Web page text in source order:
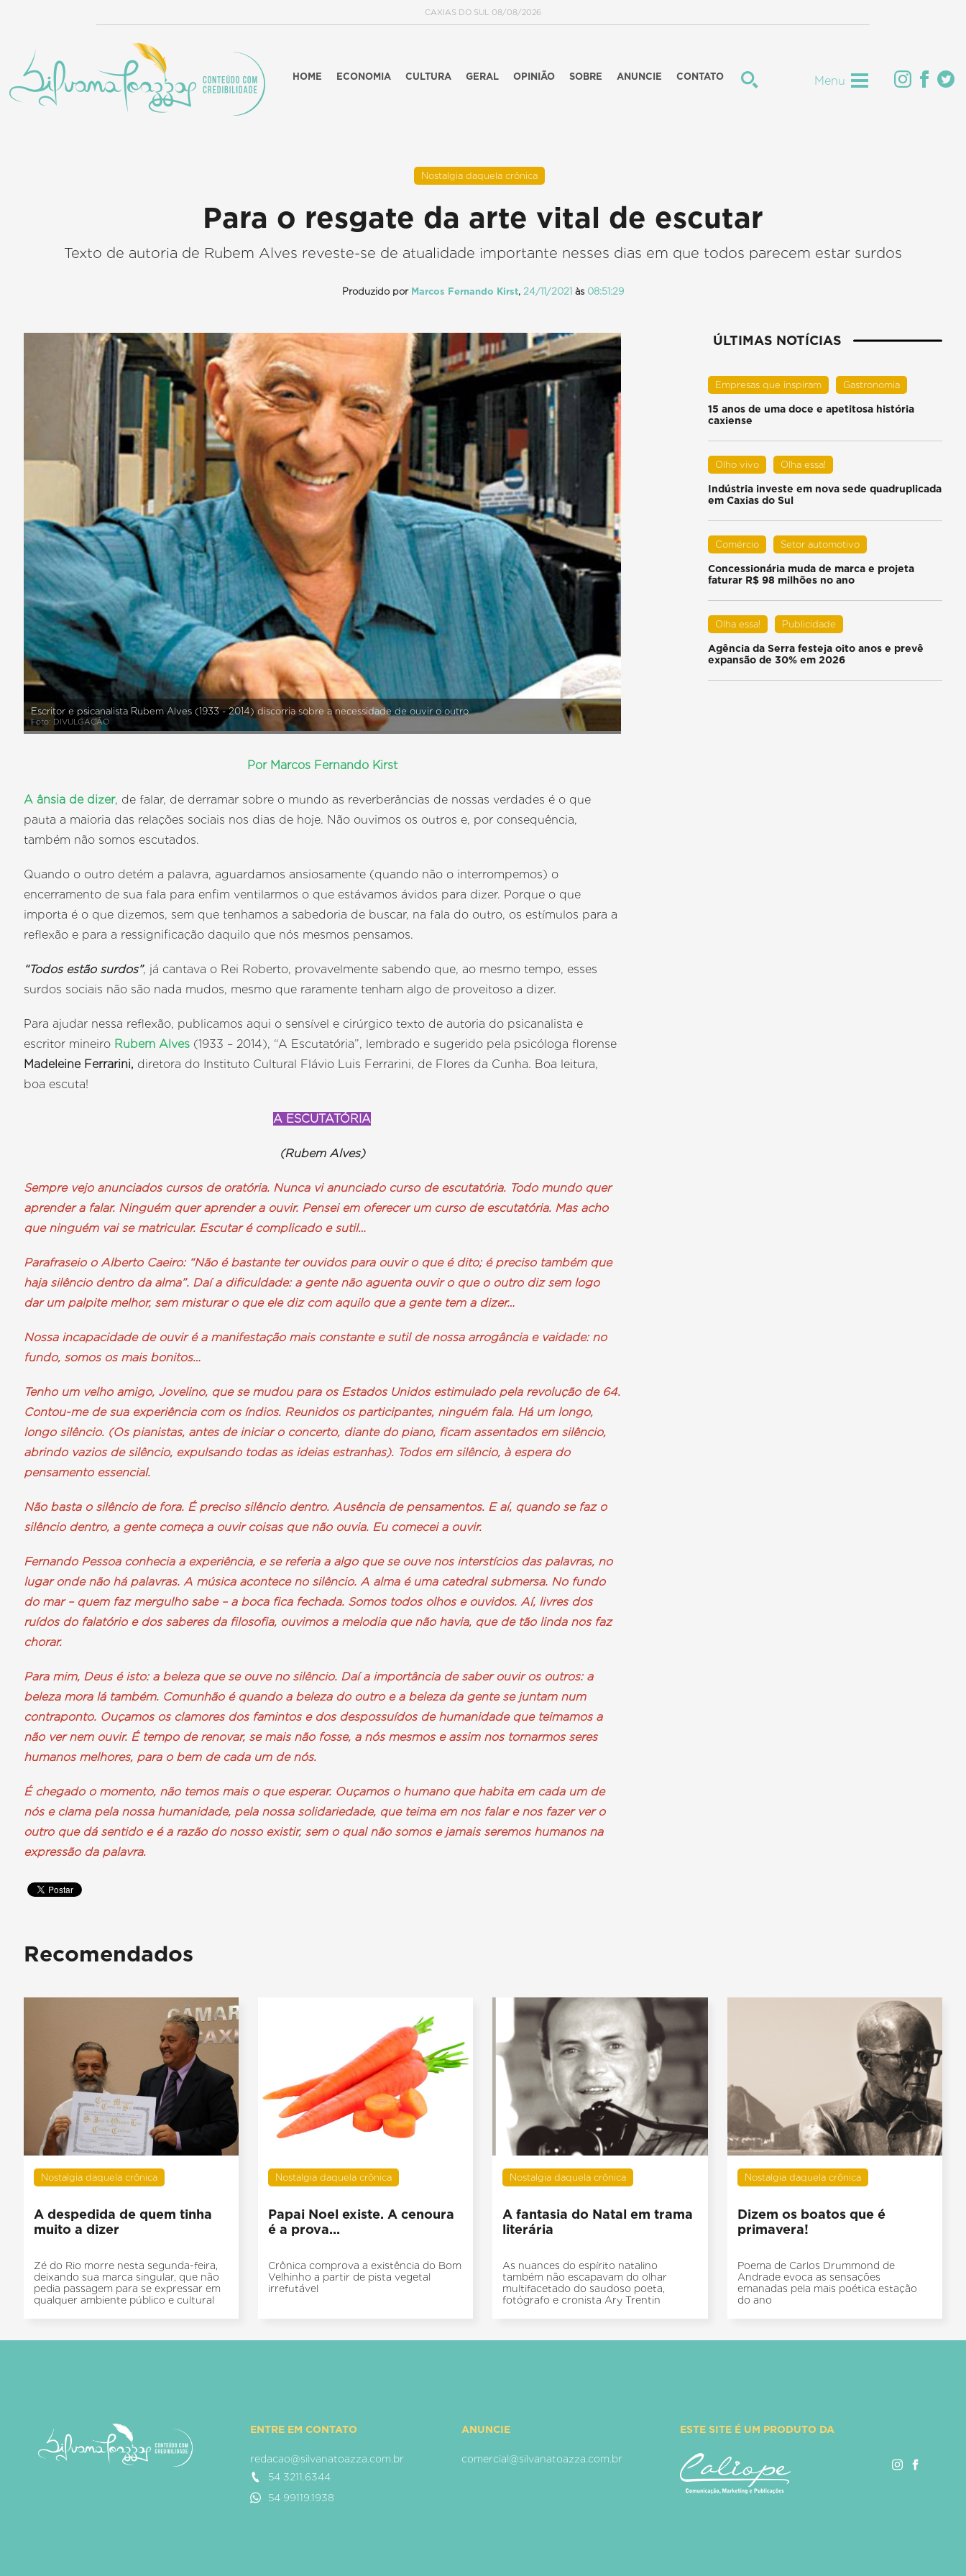
CAXIAS DO SUL 08/08/2026
HOME ECONOMIA CULTURA GERAL OPINIÃO SOBRE ANUNCIE CONTATO Menu
Nostalgia daquela crônica
Para o resgate da arte vital de escutar
Texto de autoria de Rubem Alves reveste-se de atualidade importante nesses dias em que todos parecem estar surdos
Produzido por Marcos Fernando Kirst, 24/11/2021 às 08:51:29
Escritor e psicanalista Rubem Alves (1933 - 2014) discorria sobre a necessidade de ouvir o outro
Foto: DIVULGAÇÃO
Por Marcos Fernando Kirst
A ânsia de dizer, de falar, de derramar sobre o mundo as reverberâncias de nossas verdades é o que
pauta a maioria das relações sociais nos dias de hoje. Não ouvimos os outros e, por consequência,
também não somos escutados.
Quando o outro detém a palavra, aguardamos ansiosamente (quando não o interrompemos) o
encerramento de sua fala para enfim ventilarmos o que estávamos ávidos para dizer. Porque o que
importa é o que dizemos, sem que tenhamos a sabedoria de buscar, na fala do outro, os estímulos para a
reflexão e para a ressignificação daquilo que nós mesmos pensamos.
“Todos estão surdos”, já cantava o Rei Roberto, provavelmente sabendo que, ao mesmo tempo, esses
surdos sociais não são nada mudos, mesmo que raramente tenham algo de proveitoso a dizer.
Para ajudar nessa reflexão, publicamos aqui o sensível e cirúrgico texto de autoria do psicanalista e
escritor mineiro Rubem Alves (1933 – 2014), “A Escutatória”, lembrado e sugerido pela psicóloga florense
Madeleine Ferrarini, diretora do Instituto Cultural Flávio Luis Ferrarini, de Flores da Cunha. Boa leitura,
boa escuta!
A ESCUTATÓRIA
(Rubem Alves)
Sempre vejo anunciados cursos de oratória. Nunca vi anunciado curso de escutatória. Todo mundo quer
aprender a falar. Ninguém quer aprender a ouvir. Pensei em oferecer um curso de escutatória. Mas acho
que ninguém vai se matricular. Escutar é complicado e sutil…
Parafraseio o Alberto Caeiro: “Não é bastante ter ouvidos para ouvir o que é dito; é preciso também que
haja silêncio dentro da alma”. Daí a dificuldade: a gente não aguenta ouvir o que o outro diz sem logo
dar um palpite melhor, sem misturar o que ele diz com aquilo que a gente tem a dizer…
Nossa incapacidade de ouvir é a manifestação mais constante e sutil de nossa arrogância e vaidade: no
fundo, somos os mais bonitos…
Tenho um velho amigo, Jovelino, que se mudou para os Estados Unidos estimulado pela revolução de 64.
Contou-me de sua experiência com os índios. Reunidos os participantes, ninguém fala. Há um longo,
longo silêncio. (Os pianistas, antes de iniciar o concerto, diante do piano, ficam assentados em silêncio,
abrindo vazios de silêncio, expulsando todas as ideias estranhas). Todos em silêncio, à espera do
pensamento essencial.
Não basta o silêncio de fora. É preciso silêncio dentro. Ausência de pensamentos. E aí, quando se faz o
silêncio dentro, a gente começa a ouvir coisas que não ouvia. Eu comecei a ouvir.
Fernando Pessoa conhecia a experiência, e se referia a algo que se ouve nos interstícios das palavras, no
lugar onde não há palavras. A música acontece no silêncio. A alma é uma catedral submersa. No fundo
do mar – quem faz mergulho sabe – a boca fica fechada. Somos todos olhos e ouvidos. Aí, livres dos
ruídos do falatório e dos saberes da filosofia, ouvimos a melodia que não havia, que de tão linda nos faz
chorar.
Para mim, Deus é isto: a beleza que se ouve no silêncio. Daí a importância de saber ouvir os outros: a
beleza mora lá também. Comunhão é quando a beleza do outro e a beleza da gente se juntam num
contraponto. Ouçamos os clamores dos famintos e dos despossuídos de humanidade que teimamos a
não ver nem ouvir. É tempo de renovar, se mais não fosse, a nós mesmos e assim nos tornarmos seres
humanos melhores, para o bem de cada um de nós.
É chegado o momento, não temos mais o que esperar. Ouçamos o humano que habita em cada um de
nós e clama pela nossa humanidade, pela nossa solidariedade, que teima em nos falar e nos fazer ver o
outro que dá sentido e é a razão do nosso existir, sem o qual não somos e jamais seremos humanos na
expressão da palavra.
ÚLTIMAS NOTÍCIAS
Empresas que inspiram Gastronomia
15 anos de uma doce e apetitosa história
caxiense
Olho vivo Olha essa!
Indústria investe em nova sede quadruplicada
em Caxias do Sul
Comércio Setor automotivo
Concessionária muda de marca e projeta
faturar R$ 98 milhões no ano
Olha essa! Publicidade
Agência da Serra festeja oito anos e prevê
expansão de 30% em 2026
Recomendados
Nostalgia daquela crônica
A despedida de quem tinha
muito a dizer
Zé do Rio morre nesta segunda-feira,
deixando sua marca singular, que não
pedia passagem para se expressar em
qualquer ambiente público e cultural
Nostalgia daquela crônica
Papai Noel existe. A cenoura
é a prova...
Crônica comprova a existência do Bom
Velhinho a partir de pista vegetal
irrefutável
Nostalgia daquela crônica
A fantasia do Natal em trama
literária
As nuances do espírito natalino
também não escapavam do olhar
multifacetado do saudoso poeta,
fotógrafo e cronista Ary Trentin
Nostalgia daquela crônica
Dizem os boatos que é
primavera!
Poema de Carlos Drummond de
Andrade evoca as sensações
emanadas pela mais poética estação
do ano
ENTRE EM CONTATO
redacao@silvanatoazza.com.br
54 3211.6344
54 99119.1938
ANUNCIE
comercial@silvanatoazza.com.br
ESTE SITE É UM PRODUTO DA